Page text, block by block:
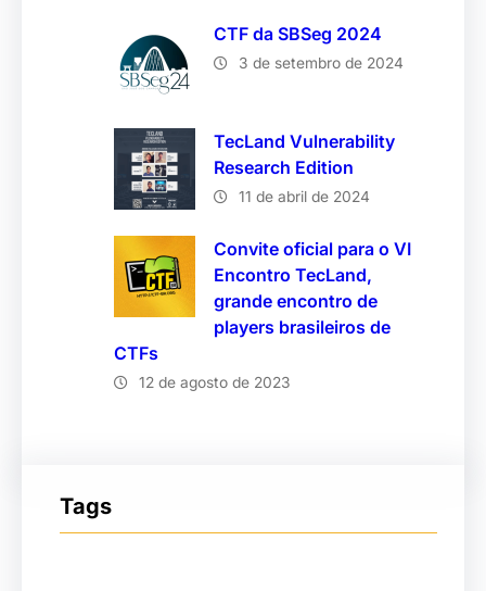
CTF da SBSeg 2024
3 de setembro de 2024
TecLand Vulnerability
Research Edition
11 de abril de 2024
Convite oficial para o VI
Encontro TecLand,
grande encontro de
players brasileiros de
CTFs
12 de agosto de 2023
Tags